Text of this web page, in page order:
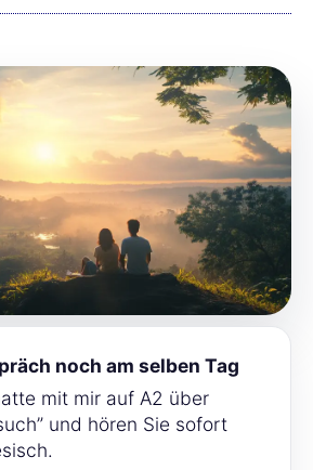
noch am selben Tag
mit mir auf A2 über
und hören Sie sofort